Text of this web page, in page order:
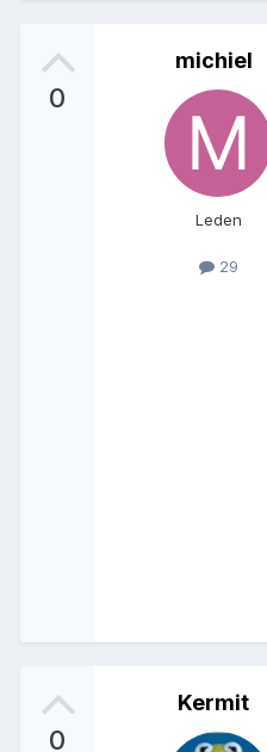
0
michiel
Leden
29
0
Kermit